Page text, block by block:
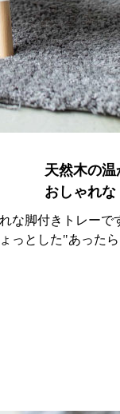
天然木の
おしゃれ
な脚付きトレー
っとした"あった